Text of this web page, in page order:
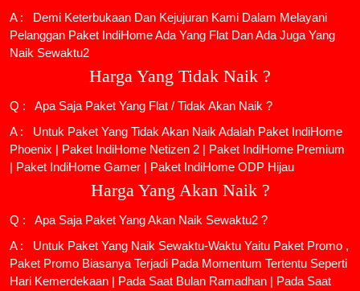
A : Demi Keterbukaan Dan Kejujuran Kami Dalam Melayani
Pelanggan Paket IndiHome Ada Yang Flat Dan Ada Juga Yang
Naik Sewaktu2
Harga Yang Tidak Naik ?
Q : Apa Saja Paket Yang Flat / Tidak Akan Naik ?
A : Untuk Paket Yang Tidak Akan Naik Adalah Paket IndiHome
Phoenix | Paket IndiHome Netizen 2 | Paket IndiHome Premium
| Paket IndiHome Gamer | Paket IndiHome ODP Hijau
Harga Yang Akan Naik ?
Q : Apa Saja Paket Yang Akan Naik Sewaktu2 ?
A : Untuk Paket Yang Naik Sewaktu-Waktu Yaitu Paket Promo ,
Paket Promo Biasanya Terjadi Pada Momentum Tertentu Seperti
Hari Kemerdekaan | Pada Saat Bulan Ramadhan | Pada Saat